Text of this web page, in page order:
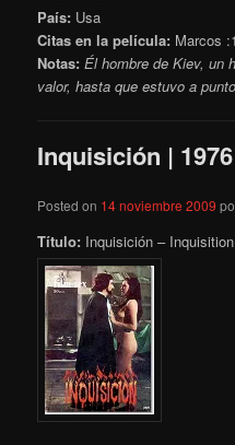
País: Usa
Citas en la película: Marcos
Notas:Él hombre de Kiev, un
valor, hasta que estuvo a
Inquisición | 1976
Posted on 14 noviembre 2009
Título: Inquisición – Inquisition